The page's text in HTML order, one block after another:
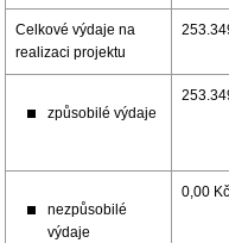
Celkové výdaje na
realizaci projektu
způsobilé výdaje
nezpůsobilé
výdaje
0,00 Kč